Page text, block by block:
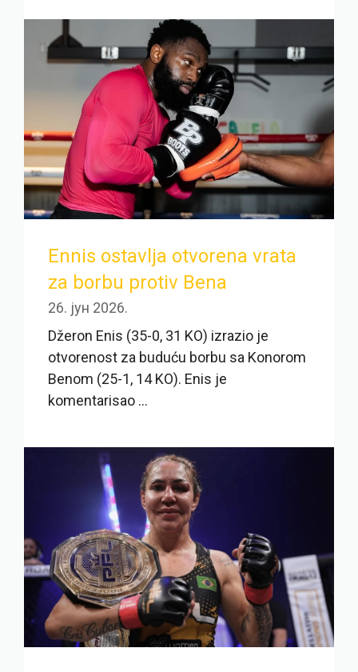
Ennis ostavlja otvorena vrata
za borbu protiv Bena
26. јун 2026.
Džeron Enis (35-0, 31 KO) izrazio je
otvorenost za buduću borbu sa Konorom
Benom (25-1, 14 KO). Enis je
komentarisao ...